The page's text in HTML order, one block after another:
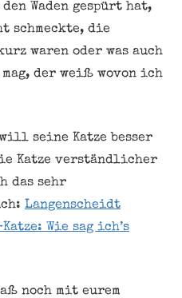
Waden gespürt hat,
schmeckte, die
waren oder was auch
der weiß wovon ich
seine Katze besser
Katze verständlicher
das sehr
Langenscheidt
Wie sag ich’s
noch mit eurem